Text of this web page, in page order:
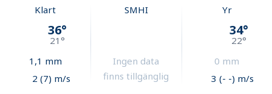
Klart
36°
21°
1,1 mm
2 (7) m/s
SMHI
Ingen data
finns tillgänglig
Yr
34°
22°
0 mm
3 (- -) m/s